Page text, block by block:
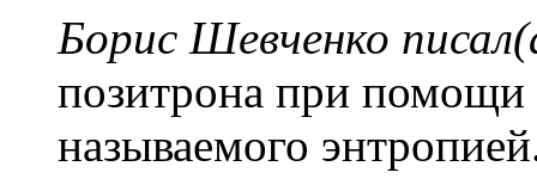
Борис Шевченко
позитрона при помощи
называемого